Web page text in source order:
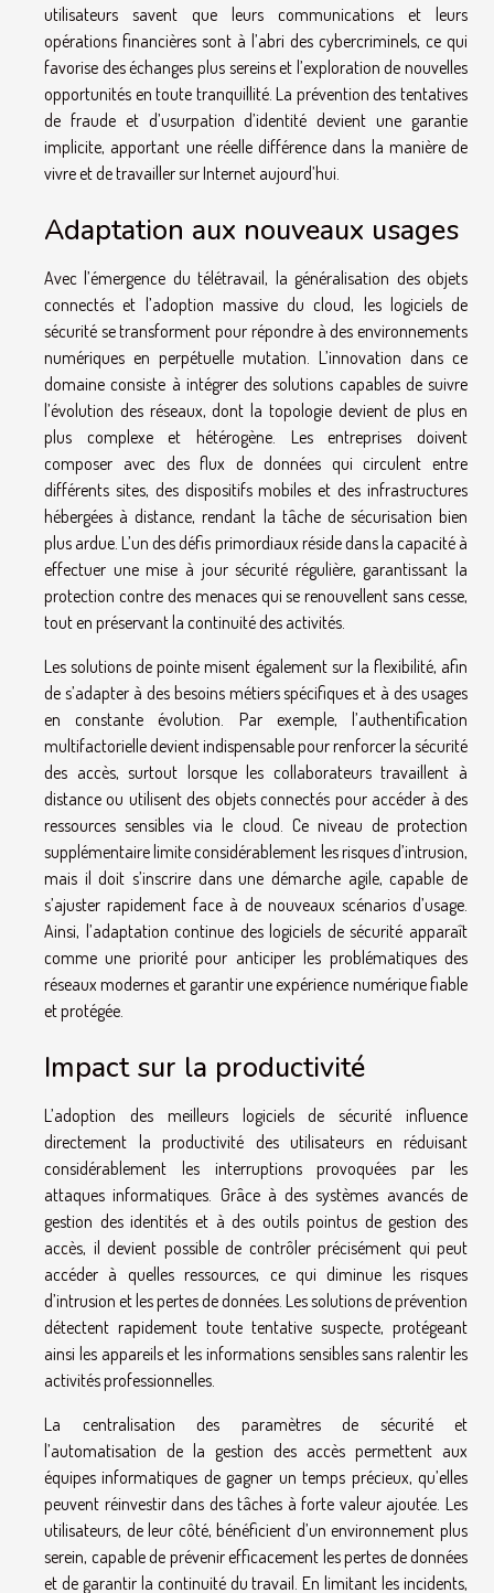
utilisateurs savent que leurs communications et leurs
opérations financières sont à l’abri des cybercriminels, ce qui
favorise des échanges plus sereins et l’exploration de nouvelles
opportunités en toute tranquillité. La prévention des tentatives
de fraude et d’usurpation d’identité devient une garantie
implicite, apportant une réelle différence dans la manière de
vivre et de travailler sur Internet aujourd’hui.
Adaptation aux nouveaux usages
Avec l’émergence du télétravail, la généralisation des objets
connectés et l’adoption massive du cloud, les logiciels de
sécurité se transforment pour répondre à des environnements
numériques en perpétuelle mutation. L’innovation dans ce
domaine consiste à intégrer des solutions capables de suivre
l’évolution des réseaux, dont la topologie devient de plus en
plus complexe et hétérogène. Les entreprises doivent
composer avec des flux de données qui circulent entre
différents sites, des dispositifs mobiles et des infrastructures
hébergées à distance, rendant la tâche de sécurisation bien
plus ardue. L’un des défis primordiaux réside dans la capacité à
effectuer une mise à jour sécurité régulière, garantissant la
protection contre des menaces qui se renouvellent sans cesse,
tout en préservant la continuité des activités.
Les solutions de pointe misent également sur la flexibilité, afin
de s’adapter à des besoins métiers spécifiques et à des usages
en constante évolution. Par exemple, l’authentification
multifactorielle devient indispensable pour renforcer la sécurité
des accès, surtout lorsque les collaborateurs travaillent à
distance ou utilisent des objets connectés pour accéder à des
ressources sensibles via le cloud. Ce niveau de protection
supplémentaire limite considérablement les risques d’intrusion,
mais il doit s’inscrire dans une démarche agile, capable de
s’ajuster rapidement face à de nouveaux scénarios d’usage.
Ainsi, l’adaptation continue des logiciels de sécurité apparaît
comme une priorité pour anticiper les problématiques des
réseaux modernes et garantir une expérience numérique fiable
et protégée.
Impact sur la productivité
L’adoption des meilleurs logiciels de sécurité influence
directement la productivité des utilisateurs en réduisant
considérablement les interruptions provoquées par les
attaques informatiques. Grâce à des systèmes avancés de
gestion des identités et à des outils pointus de gestion des
accès, il devient possible de contrôler précisément qui peut
accéder à quelles ressources, ce qui diminue les risques
d’intrusion et les pertes de données. Les solutions de prévention
détectent rapidement toute tentative suspecte, protégeant
ainsi les appareils et les informations sensibles sans ralentir les
activités professionnelles.
La centralisation des paramètres de sécurité et
l’automatisation de la gestion des accès permettent aux
équipes informatiques de gagner un temps précieux, qu’elles
peuvent réinvestir dans des tâches à forte valeur ajoutée. Les
utilisateurs, de leur côté, bénéficient d’un environnement plus
serein, capable de prévenir efficacement les pertes de données
et de garantir la continuité du travail. En limitant les incidents,